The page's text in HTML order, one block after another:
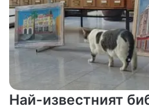
Най-известният